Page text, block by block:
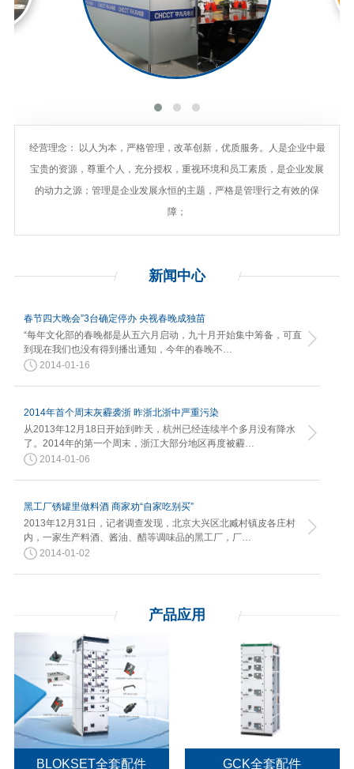
经营理念： 以人为本，严格管理，改革创新，优质服务。人是企业中最
宝贵的资源，尊重个人，充分授权，重视环境和员工素质，是企业发展
的动力之源；管理是企业发展永恒的主题，严格是管理行之有效的保
障；
新闻 中心
春节四大晚会”3台确定停办 央视春晚成独苗
“每年文化部的春晚都是从五六月启动，九十月开始集中筹备，可直
到现在我们也没有得到播出通知，今年的春晚不…
2014-01-16
2014年首个周末灰霾袭浙 昨浙北浙中严重污染
从2013年12月18日开始到昨天，杭州已经连续半个多月没有降水
了。2014年的第一个周末，浙江大部分地区再度被霾…
2014-01-06
黑工厂锈罐里做料酒 商家劝“自家吃别买”
2013年12月31日，记者调查发现，北京大兴区北臧村镇皮各庄村
内，一家生产料酒、酱油、醋等调味品的黑工厂，厂…
2014-01-02
产品应用
BLOKSET全套配件 GCK全套配件